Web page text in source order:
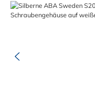
Bildergalerie überspringen